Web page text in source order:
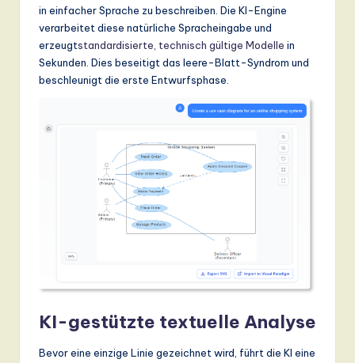
in einfacher Sprache zu beschreiben. Die KI-Engine
verarbeitet diese natürliche Spracheingabe und
erzeugtstandardisierte, technisch gültige Modelle in
Sekunden. Dies beseitigt das leere-Blatt-Syndrom und
beschleunigt die erste Entwurfsphase.
KI-gestützte textuelle Analyse
Bevor eine einzige Linie gezeichnet wird, führt die KI eine